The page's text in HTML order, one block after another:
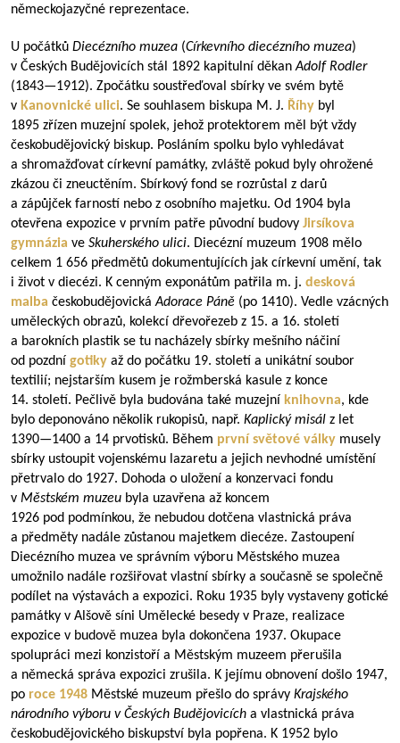
německojazyčné reprezentace.
U počátků Diecézního muzea (Církevního diecézního muzea)
v Českých Budějovicích stál 1892 kapitulní děkanAdolf Rodler
(1843—1912). Zpočátku soustřeďoval sbírky ve svém bytě
v Kanovnické ulici. Se souhlasem biskupa M. J. Říhy byl
1895 zřízen muzejní spolek, jehož protektorem měl být vždy
českobudějovický biskup. Posláním spolku bylo vyhledávat
a shromažďovat církevní památky, zvláště pokud byly ohrožené
zkázou či zneuctěním. Sbírkový fond se rozrůstal z darů
a zápůjček farností nebo z osobního majetku. Od 1904 byla
otevřena expozice v prvním patře původní budovy Jirsíkova
gymnázia ve Skuherského ulici. Diecézní muzeum 1908 mělo
celkem 1 656 předmětů dokumentujících jak církevní umění, tak
i život v diecézi. K cenným exponátům patřila m. j. desková
malba českobudějovickáAdorace Páně (po 1410). Vedle vzácných
uměleckých obrazů, kolekcí dřevořezeb z 15. a 16. století
a barokních plastik se tu nacházely sbírky mešního náčiní
od pozdní gotiky až do počátku 19. století a unikátní soubor
textilií; nejstarším kusem je rožmberská kasule z konce
14. století. Pečlivě byla budována také muzejní knihovna, kde
bylo deponováno několik rukopisů, např. Kaplický misál z let
1390—1400 a 14 prvotisků. Během první světové války musely
sbírky ustoupit vojenskému lazaretu a jejich nevhodné umístění
přetrvalo do 1927. Dohoda o uložení a konzervaci fondu
v Městském muzeu byla uzavřena až koncem
1926 pod podmínkou, že nebudou dotčena vlastnická práva
a předměty nadále zůstanou majetkem diecéze. Zastoupení
Diecézního muzea ve správním výboru Městského muzea
umožnilo nadále rozšiřovat vlastní sbírky a současně se společně
podílet na výstavách a expozici. Roku 1935 byly vystaveny gotické
památky v Alšově síni Umělecké besedy v Praze, realizace
expozice v budově muzea byla dokončena 1937. Okupace
spolupráci mezi konzistoří a Městským muzeem přerušila
a německá správa expozici zrušila. K jejímu obnovení došlo 1947,
po roce 1948 Městské muzeum přešlo do správy Krajského
národního výboru v Českých Budějovicích a vlastnická práva
českobudějovického biskupství byla popřena. K 1952 bylo